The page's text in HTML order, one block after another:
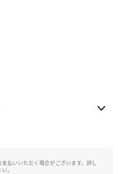
払いいただく場合がございます。詳し
。